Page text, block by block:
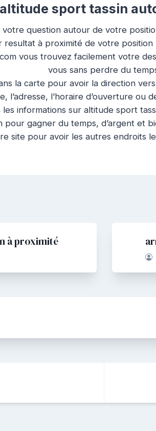
sport tassin
question autour de votre
à proximité de votre position
vous trouvez facilement votre
vous sans perdre du
la carte pour avoir la direction
l’adresse, l’horaire d’ouverture ou
informations sur altitude sport
pour gagner du temps, d’argent et
site pour avoir les autres endroits
à proximité